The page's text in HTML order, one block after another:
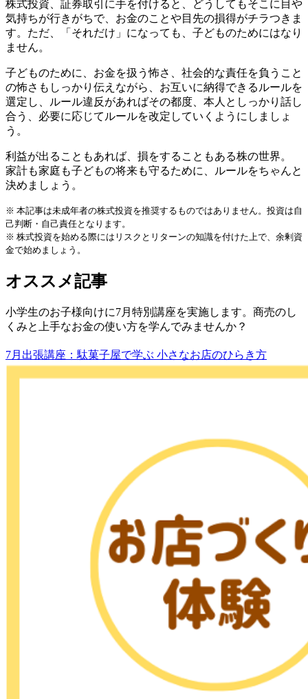
株式投資、証券取引に手を付けると、どうしてもそこに目や
気持ちが行きがちで、お金のことや目先の損得がチラつきま
す。ただ、「それだけ」になっても、子どものためにはなり
ません。
子どものために、お金を扱う怖さ、社会的な責任を負うこと
の怖さもしっかり伝えながら、お互いに納得できるルールを
選定し、ルール違反があればその都度、本人としっかり話し
合う、必要に応じてルールを改定していくようにしましょ
う。
利益が出ることもあれば、損をすることもある株の世界。
家計も家庭も子どもの将来も守るために、ルールをちゃんと
決めましょう。
※ 本記事は未成年者の株式投資を推奨するものではありません。投資は自
己判断・自己責任となります。
※ 株式投資を始める際にはリスクとリターンの知識を付けた上で、余剰資
金で始めましょう。
オススメ記事
小学生のお子様向けに7月特別講座を実施します。商売のし
くみと上手なお金の使い方を学んでみませんか？
7月出張講座：駄菓子屋で学ぶ 小さなお店のひらき方